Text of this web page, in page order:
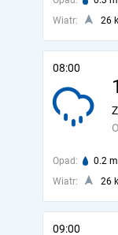
Wiatr:
26
08:00
Opad: 0.2
Wiatr:
26
09:00